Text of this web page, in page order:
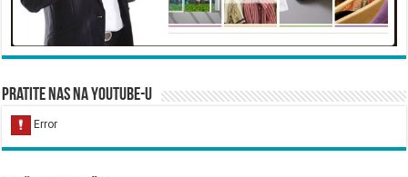
Pratite nas na YouTube-u